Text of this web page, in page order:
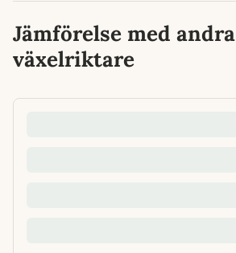
Jämförelse med andra
växelriktare